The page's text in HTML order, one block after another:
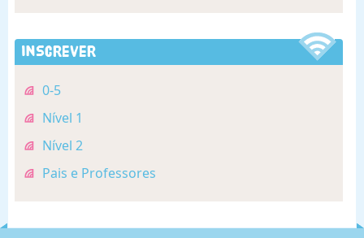
Inscrever
0-5
Nível 1
Nível 2
Pais e Professores